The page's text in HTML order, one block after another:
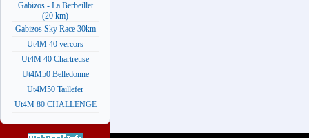
Gabizos - La Berbeillet
(20 km)
Gabizos Sky Race 30km
Ut4M 40 vercors
Ut4M 40 Chartreuse
Ut4M50 Belledonne
Ut4M50 Taillefer
Ut4M 80 CHALLENGE